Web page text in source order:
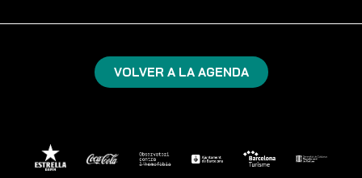
VOLVER A LA AGENDA